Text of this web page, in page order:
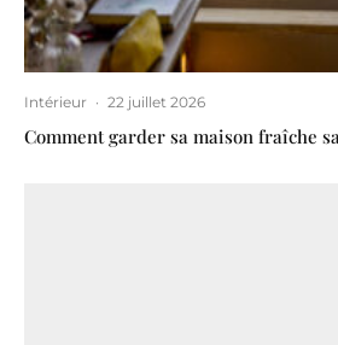
Intérieur · 22 juillet 2026
Comment garder sa maison fraîche